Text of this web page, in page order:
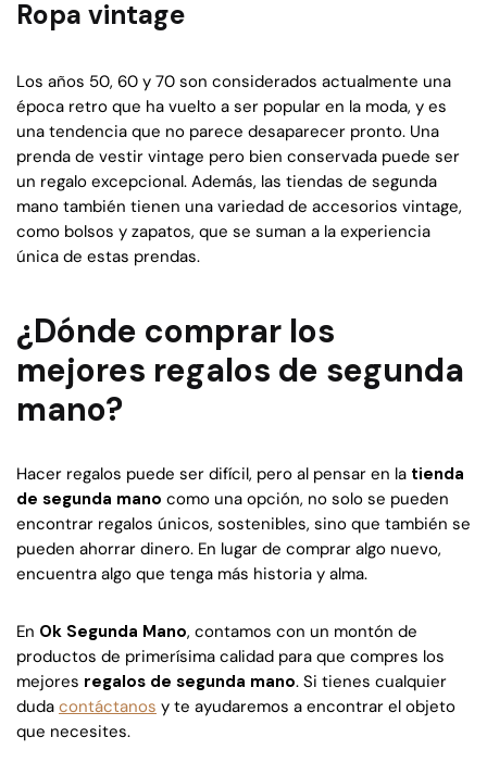
Ropa vintage
Los años 50, 60 y 70 son considerados actualmente una
época retro que ha vuelto a ser popular en la moda, y es
una tendencia que no parece desaparecer pronto. Una
prenda de vestir vintage pero bien conservada puede ser
un regalo excepcional. Además, las tiendas de segunda
mano también tienen una variedad de accesorios vintage,
como bolsos y zapatos, que se suman a la experiencia
única de estas prendas.
¿Dónde comprar los
mejores regalos de segunda
mano?
Hacer regalos puede ser difícil, pero al pensar en la tienda
de segunda mano como una opción, no solo se pueden
encontrar regalos únicos, sostenibles, sino que también se
pueden ahorrar dinero. En lugar de comprar algo nuevo,
encuentra algo que tenga más historia y alma.
En Ok Segunda Mano, contamos con un montón de
productos de primerísima calidad para que compres los
mejores regalos de segunda mano. Si tienes cualquier
duda contáctanos y te ayudaremos a encontrar el objeto
que necesites.